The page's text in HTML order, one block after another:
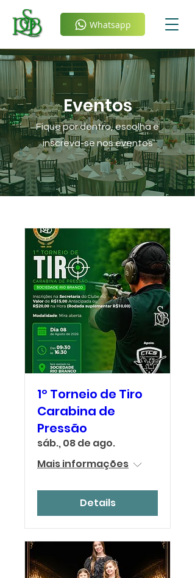
Whatsapp
Eventos
Fique por dentro, escolha e
inscreva-se nos eventos
1º Torneio de Tiro
Carabina de
Pressão
sáb., 08 de ago.
Mais informações
Details